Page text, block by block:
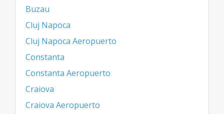
Buzau
Cluj Napoca
Cluj Napoca Aeropuerto
Constanta
Constanta Aeropuerto
Craiova
Craiova Aeropuerto